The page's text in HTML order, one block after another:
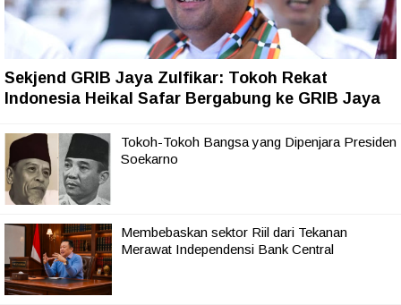
Sekjend GRIB Jaya Zulfikar: Tokoh Rekat
Indonesia Heikal Safar Bergabung ke GRIB Jaya
Tokoh-Tokoh Bangsa yang Dipenjara Presiden
Soekarno
Membebaskan sektor Riil dari Tekanan
Merawat Independensi Bank Central